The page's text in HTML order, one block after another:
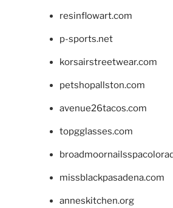
resinflowart.com
p-sports.net
korsairstreetwear.com
petshopallston.com
avenue26tacos.com
topgglasses.com
missblackpasadena.com
anneskitchen.org